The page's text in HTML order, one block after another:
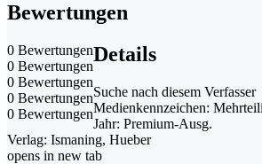
Bewertungen
0 Bewertungen
0 Bewertungen
0 Bewertungen
0 Bewertungen
0 Bewertungen
Details
Suche nach diesem Verfasser
Medienkennzeichen:
Jahr: Premium-Ausg.
Verlag: Ismaning, Hueber
opens in new tab